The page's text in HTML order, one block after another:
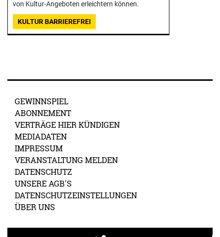
von Kultur-Angeboten erleichtern können.
KULTUR BARRIEREFREI
GEWINNSPIEL
ABONNEMENT
VERTRÄGE HIER KÜNDIGEN
MEDIADATEN
IMPRESSUM
VERANSTALTUNG MELDEN
DATENSCHUTZ
UNSERE AGB'S
DATENSCHUTZEINSTELLUNGEN
ÜBER UNS